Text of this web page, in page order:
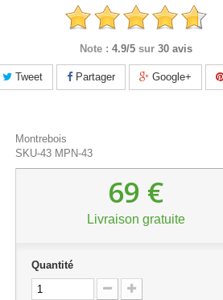
Note : 4.9/5 sur 30 avis
Tweet Partager Google+
Montrebois
SKU-43 MPN-43
69 €
Livraison gratuite
Quantité